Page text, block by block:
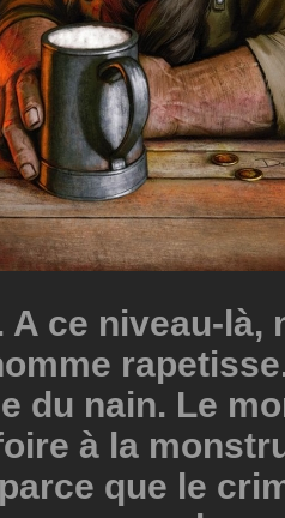
ce niveau-là,
du nain. Le
à la
que le